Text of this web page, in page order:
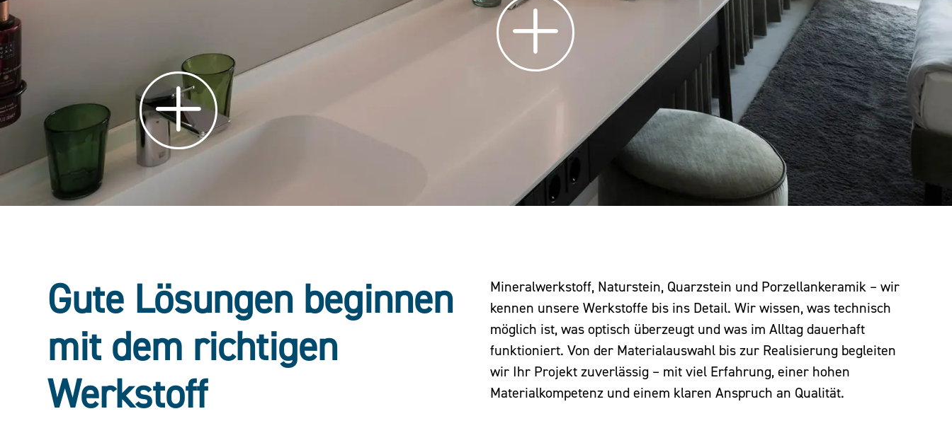
Gute Lösungen beginnen
mit dem richtigen
Werkstoff
Mineralwerkstoff, Naturstein, Quarzstein und Porzellankeramik – wir
kennen unsere Werkstoffe bis ins Detail. Wir wissen, was technisch
möglich ist, was optisch überzeugt und was im Alltag dauerhaft
funktioniert. Von der Materialauswahl bis zur Realisierung begleiten
wir Ihr Projekt zuverlässig – mit viel Erfahrung, einer hohen
Materialkompetenz und einem klaren Anspruch an Qualität.